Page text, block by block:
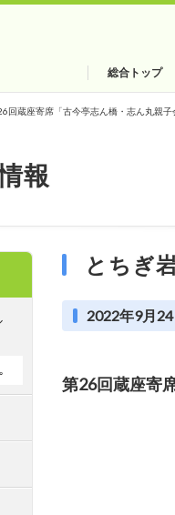
総合トップ
回蔵座寄席「古今亭志ん橋・志ん丸親子
報
とちぎ
2022年9月
第26回蔵座寄